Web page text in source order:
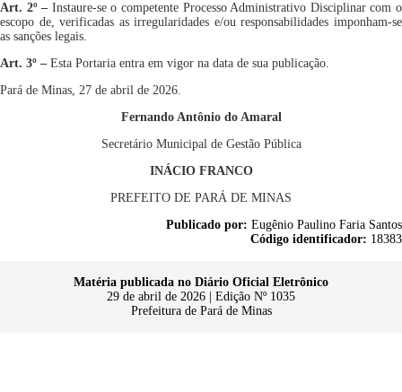
Art. 2º– Instaure-se o competente Processo Administrativo Disciplinarcom o
escopo de, verificadas as irregularidades e/ouresponsabilidades imponham-se
as sanções legais.
Art. 3º – Esta Portaria entra em vigor na data de sua publicação.
Pará de Minas, 27 de abril de 2026.
Fernando Antônio do Amaral
Secretário Municipal de Gestão Pública
INÁCIO FRANCO
PREFEITO DE PARÁ DE MINAS
Publicado por: Eugênio Paulino Faria Santos
Código identificador: 18383
Matéria publicada no Diário Oficial Eletrônico
29 de abril de 2026 | Edição Nº 1035
Prefeitura de Pará de Minas